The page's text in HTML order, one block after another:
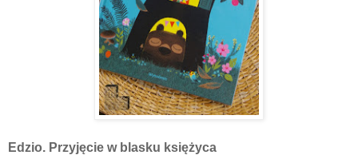
Edzio. Przyjęcie w blasku księżyca